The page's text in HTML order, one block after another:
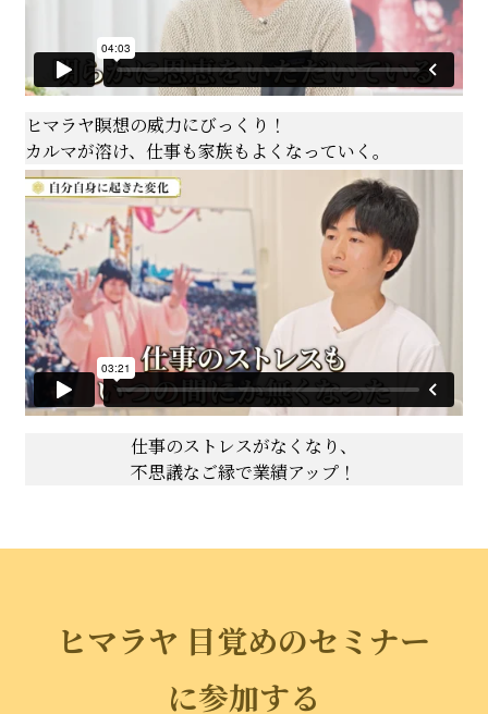
ヒマラヤ瞑想の威力にびっくり！
カルマが溶け、仕事も家族もよくなっていく。
仕事のストレスがなくなり、
不思議なご縁で業績アップ！
ヒマラヤ 目覚めのセミナー
に参加する